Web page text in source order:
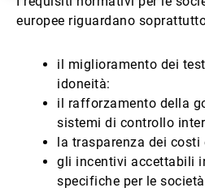
europee riguardano
il miglioramento dei
idoneità:
il rafforzamento della
sistemi di controllo
la trasparenza dei costi
gli incentivi accettabili
specifiche per le